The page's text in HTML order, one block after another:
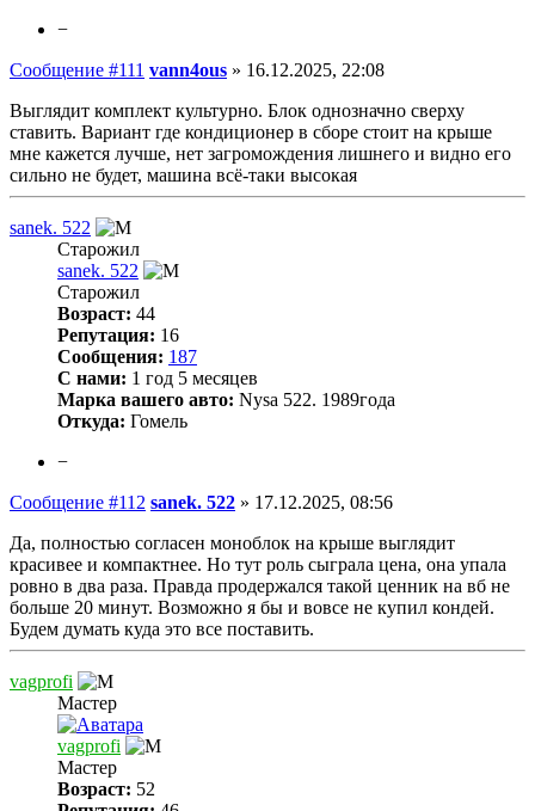
−
Сообщение #111 vann4ous » 16.12.2025, 22:08
Выглядит комплект культурно. Блок однозначно сверху
ставить. Вариант где кондиционер в сборе стоит на крыше
мне кажется лучше, нет загромождения лишнего и видно его
сильно не будет, машина всё-таки высокая
sanek. 522
Старожил
sanek. 522
Старожил
Возраст: 44
Репутация: 16
Сообщения: 187
С нами: 1 год 5 месяцев
Марка вашего авто: Nysa 522. 1989года
Откуда: Гомель
−
Сообщение #112 sanek. 522 » 17.12.2025, 08:56
Да, полностью согласен моноблок на крыше выглядит
красивее и компактнее. Но тут роль сыграла цена, она упала
ровно в два раза. Правда продержался такой ценник на вб не
больше 20 минут. Возможно я бы и вовсе не купил кондей.
Будем думать куда это все поставить.
vagprofi
Мастер
vagprofi
Мастер
Возраст: 52